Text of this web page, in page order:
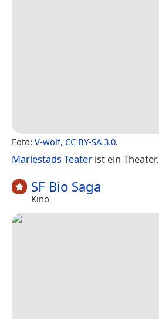
Foto: V-wolf, CC BY-SA 3.0.
Mariestads Teater ist ein Theater.
SF Bio Saga
Kino